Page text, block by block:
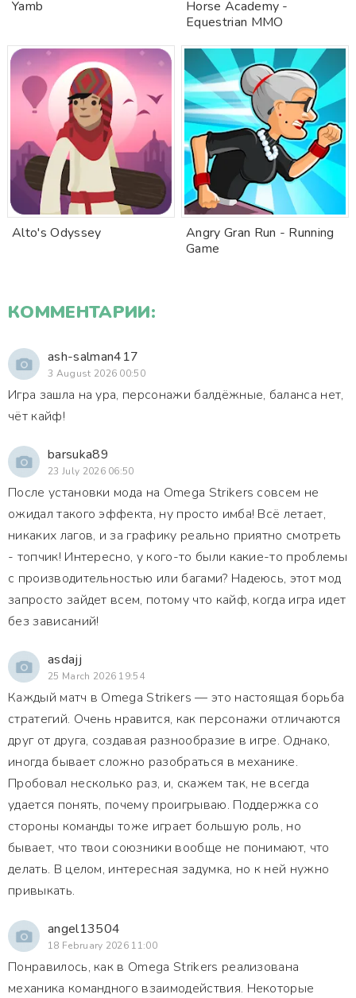
Yamb
Horse Academy -
Equestrian MMO
Alto's Odyssey
Angry Gran Run - Running
Game
КОММЕНТАРИИ:
ash-salman417
3 August 2026 00:50
Игра зашла на ура, персонажи балдёжные, баланса нет,
чёт кайф!
barsuka89
23 July 2026 06:50
После установки мода на Omega Strikers совсем не
ожидал такого эффекта, ну просто имба! Всё летает,
никаких лагов, и за графику реально приятно смотреть
- топчик! Интересно, у кого-то были какие-то проблемы
с производительностью или багами? Надеюсь, этот мод
запросто зайдет всем, потому что кайф, когда игра идет
без зависаний!
asdajj
25 March 2026 19:54
Каждый матч в Omega Strikers — это настоящая борьба
стратегий. Очень нравится, как персонажи отличаются
друг от друга, создавая разнообразие в игре. Однако,
иногда бывает сложно разобраться в механике.
Пробовал несколько раз, и, скажем так, не всегда
удается понять, почему проигрываю. Поддержка со
стороны команды тоже играет большую роль, но
бывает, что твои союзники вообще не понимают, что
делать. В целом, интересная задумка, но к ней нужно
привыкать.
angel13504
18 February 2026 11:00
Понравилось, как в Omega Strikers реализована
механика командного взаимодействия. Некоторые